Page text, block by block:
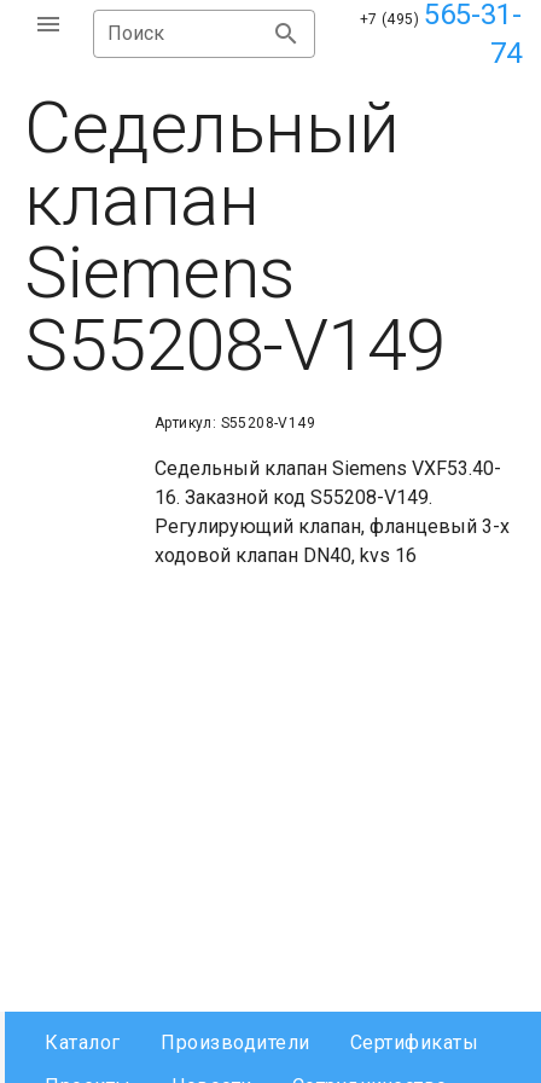
Поиск
+7 (495) 565-31-
74
Седельный
клапан
Siemens
S55208-V149
Артикул: S55208-V149
Седельный клапан Siemens VXF53.40-
16. Заказной код S55208-V149.
Регулирующий клапан, фланцевый 3-х
ходовой клапан DN40, kvs 16
Каталог Производители
Сертификаты